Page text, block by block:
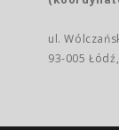
ul.
93-005